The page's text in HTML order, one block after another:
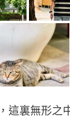
這裏無形之